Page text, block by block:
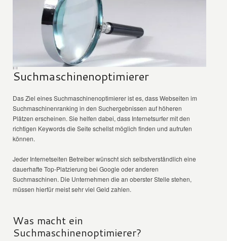
Suchmaschinenoptimierer
Das Ziel eines Suchmaschinenoptimierer ist es, dass Webseiten im
Suchmaschinenranking in den Suchergebnissen auf höheren
Plätzen erscheinen. Sie helfen dabei, dass Internetsurfer mit den
richtigen Keywords die Seite schellst möglich finden und aufrufen
können.
Jeder Internetseiten Betreiber wünscht sich selbstverständlich eine
dauerhafte Top-Platzierung bei Google oder anderen
Suchmaschinen. Die Unternehmen die an oberster Stelle stehen,
müssen hierfür meist sehr viel Geld zahlen.
Was macht ein
Suchmaschinenoptimierer?